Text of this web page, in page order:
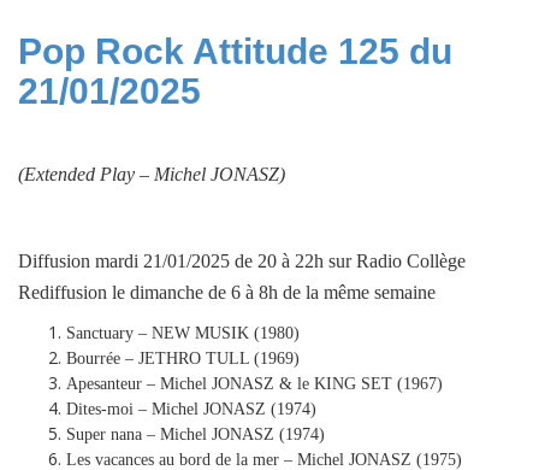
Pop Rock Attitude 125 du
21/01/2025
(Extended Play – Michel JONASZ)
Diffusion mardi 21/01/2025 de 20 à 22h sur Radio Collège
Rediffusion le dimanche de 6 à 8h de la même semaine
Sanctuary – NEW MUSIK (1980)
Bourrée – JETHRO TULL (1969)
Apesanteur – Michel JONASZ & le KING SET (1967)
Dites-moi – Michel JONASZ (1974)
Super nana – Michel JONASZ (1974)
Les vacances au bord de la mer – Michel JONASZ (1975)